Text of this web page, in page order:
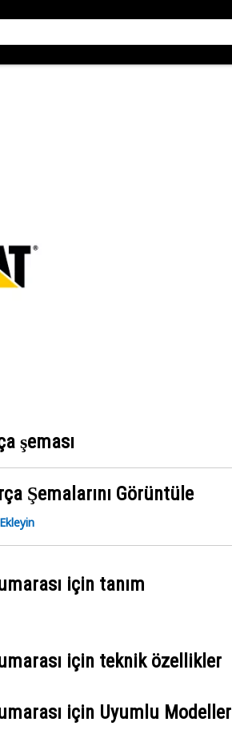
şeması
Şemalarını Görüntüle
için tanım
için teknik özellikler
için Uyumlu Modeller